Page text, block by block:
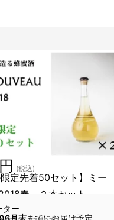
限定先着50セット】ミー
春 ２本セット
(税込)
ター
月末までにお届け予定